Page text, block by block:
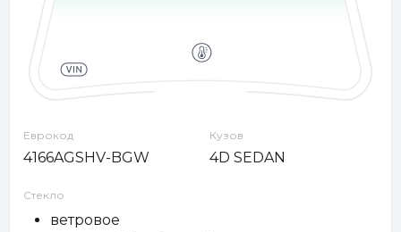
Еврокод
4166AGSHV-BGW
Кузов
4D SEDAN
Стекло
ветровое